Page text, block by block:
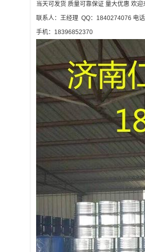
当天可发货 质量可靠保证 量大优惠 欢迎
联系人：王经理 QQ：1840274076 电
手机：18396852370